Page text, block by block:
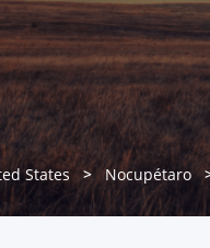
States Nocupétaro